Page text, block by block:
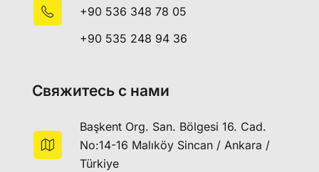
+90 536 348 78 05
+90 535 248 94 36
Свяжитесь с нами
Başkent Org. San. Bölgesi 16. Cad.
No:14-16 Malıköy Sincan / Ankara /
Türkiye